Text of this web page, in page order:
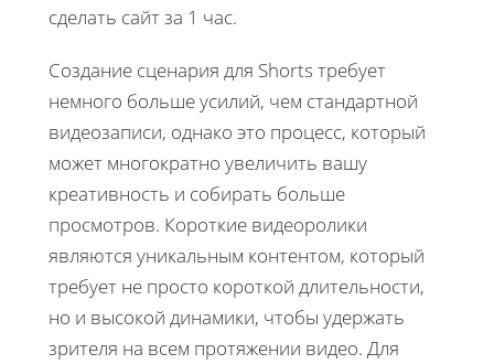
сделать сайт за 1 час.
Создание сценария для Shorts требует
немного больше усилий, чем стандартной
видеозаписи, однако это процесс, который
может многократно увеличить вашу
креативность и собирать больше
просмотров. Короткие видеоролики
являются уникальным контентом, который
требует не просто короткой длительности,
но и высокой динамики, чтобы удержать
зрителя на всем протяжении видео. Для